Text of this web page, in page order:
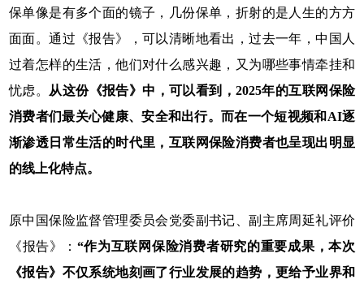
保单像是有多个面的镜子，几份保单，折射的是人生的方方
面面。通过《报告》，可以清晰地看出，过去一年，中国人
过着怎样的生活，他们对什么感兴趣，又为哪些事情牵挂和
忧虑。
从这份《报告》中，可以看到，2025年的互联网保险
消费者们最关心健康、安全和出行。而在一个短视频和AI逐
渐渗透日常生活的时代里，互联网保险消费者也呈现出明显
的线上化特点。
原中国保险监督管理委员会党委副书记、副主席周延礼评价
《报告》： “作为互联网保险消费者研究的重要成果，本次
《报告》不仅系统地刻画了行业发展的趋势，更给予业界和